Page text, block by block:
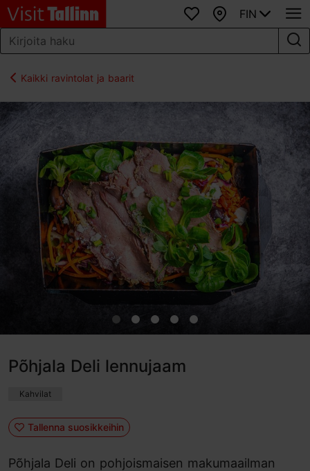
SuosikitKartta
FIN
Kaikki ravintolat ja baarit
Põhjala Deli lennujaam
Kahvilat
Tallenna suosikkeihin
Põhjala Deli on pohjoismaisen makumaailman